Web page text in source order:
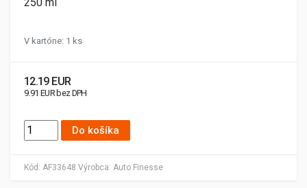
Kód: AF33648 Výrobca: Auto Finesse
V kartóne: 1 ks
12.19 EUR
9.91 EUR bez DPH
Do košíka